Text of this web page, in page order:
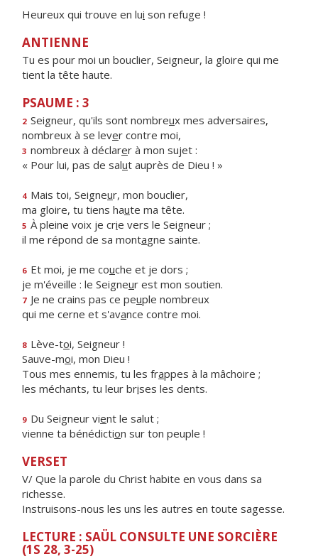
Heureux qui trouve en lui son refuge !
ANTIENNE
Tu es pour moi un bouclier, Seigneur, la gloire qui me
tient la tête haute.
PSAUME : 3
2 Seigneur, qu'ils sont nombreux mes adversaires,
nombreux à se lever contre moi,
3 nombreux à déclarer à mon sujet :
« Pour lui, pas de salut auprès de Dieu ! »
4 Mais toi, Seigneur, mon bouclier,
ma gloire, tu tiens haute ma tête.
5 À pleine voix je crie vers le Seigneur ;
il me répond de sa montagne sainte.
6 Et moi, je me couche et je dors ;
je m'éveille : le Seigneur est mon soutien.
7 Je ne crains pas ce peuple nombreux
qui me cerne et s'avance contre moi.
8 Lève-toi, Seigneur !
Sauve-moi, mon Dieu !
Tous mes ennemis, tu les frappes à la mâchoire ;
les méchants, tu leur brises les dents.
9 Du Seigneur vient le salut ;
vienne ta bénédiction sur ton peuple !
VERSET
V/ Que la parole du Christ habite en vous dans sa
richesse.
Instruisons-nous les uns les autres en toute sagesse.
LECTURE : SAÜL CONSULTE UNE SORCIÈRE
(1S 28, 3-25)